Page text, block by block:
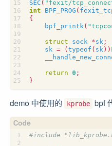
SEC ( "fexit/
int
BPF_PROG (
{
bpf_printk (
struct sock *sk ;
sk = ( typeof ( sk ))
return 0 ;
}
demo 中使用的 kprobe bpf
#include